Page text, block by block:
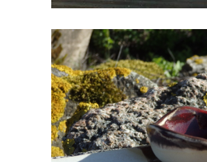
SUSHI KOMPLEKT II
€18.00